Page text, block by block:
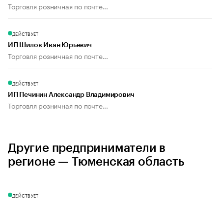
Торговля розничная по почте...
ДЕЙСТВУЕТ
ИП Шилов Иван Юрьевич
Торговля розничная по почте...
ДЕЙСТВУЕТ
ИП Печинин Александр Владимирович
Торговля розничная по почте...
Другие предприниматели в
регионе — Тюменская область
ДЕЙСТВУЕТ